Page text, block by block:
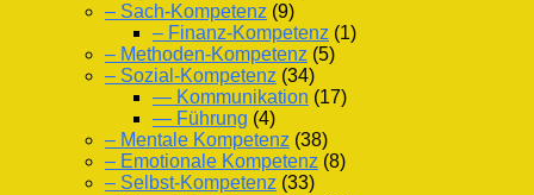
– Sach-Kompetenz (9)
– Finanz-Kompetenz (1)
– Methoden-Kompetenz (5)
– Sozial-Kompetenz (34)
— Kommunikation (17)
— Führung (4)
– Mentale Kompetenz (38)
– Emotionale Kompetenz (8)
– Selbst-Kompetenz (33)